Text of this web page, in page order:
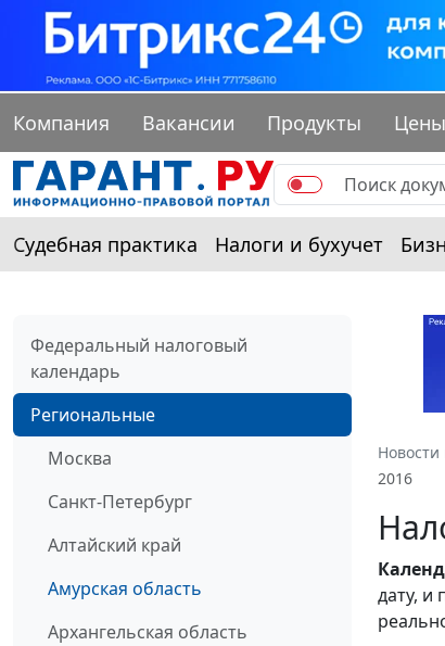
Компания Вакансии Продукты Цены
Судебная практика Налоги и бухучет
Федеральный налоговый
календарь
Региональные
Москва
Санкт-Петербург
Алтайский край
Амурская область
Архангельская область
Новости
2016
дату, и